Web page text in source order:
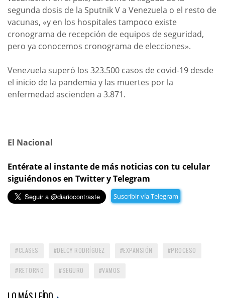
segunda dosis de la Sputnik V a Venezuela o el resto de
vacunas, «y en los hospitales tampoco existe
cronograma de recepción de equipos de seguridad,
pero ya conocemos cronograma de elecciones».
Venezuela superó los 323.500 casos de covid-19 desde
el inicio de la pandemia y las muertes por la
enfermedad ascienden a 3.871.
El Nacional
Entérate al instante de más noticias con tu celular
siguiéndonos en Twitter y Telegram
Suscribir vía Telegram
CLASES DELCY RODRÍGUEZ EXPANSIÓN PROCESO
RETORNO SEGURO VAMOS